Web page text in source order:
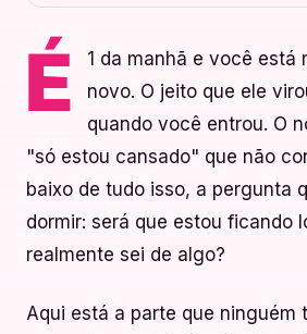
É
1 da manhã e você está
novo. O jeito que ele
quando você entrou. O
"só estou cansado" que não
baixo de tudo isso, a pergunta
dormir: será que estou ficando
realmente sei de algo?
Aqui está a parte que ninguém